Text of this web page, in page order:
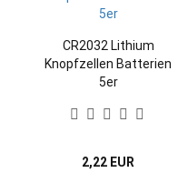
CR2032 Lithium
Knopfzellen Batterien
5er
2,22 EUR